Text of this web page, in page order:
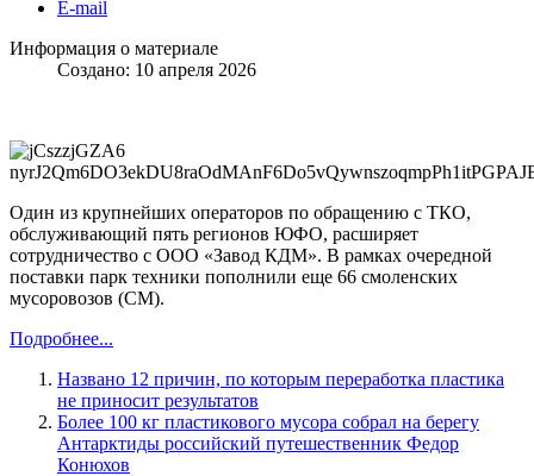
E-mail
Информация о материале
Создано: 10 апреля 2026
Один из крупнейших операторов по обращению с ТКО,
обслуживающий пять регионов ЮФО, расширяет
сотрудничество с ООО «Завод КДМ». В рамках очередной
поставки парк техники пополнили еще 66 смоленских
мусоровозов (СМ).
Подробнее...
Названо 12 причин, по которым переработка пластика
не приносит результатов
Более 100 кг пластикового мусора собрал на берегу
Антарктиды российский путешественник Федор
Конюхов